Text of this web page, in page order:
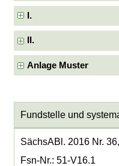
I.
II.
Anlage Muster
Fundstelle und
SächsABl. 2016 Nr.
Fsn-Nr.: 51-V16.1